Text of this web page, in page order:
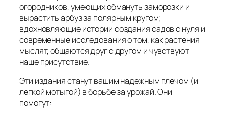
огородников, умеющих обмануть заморозки и
вырастить арбуз за полярным кругом;
вдохновляющие истории создания садов с нуля и
современные исследования о том, как растения
мыслят, общаются друг с другом и чувствуют
наше присутствие.
Эти издания станут вашим надежным плечом (и
легкой мотыгой) в борьбе за урожай. Они
помогут: